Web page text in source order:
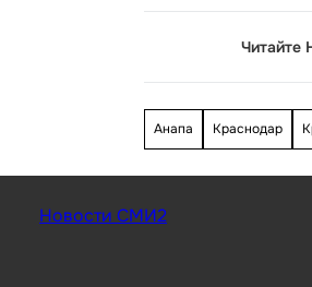
Читайте
Анапа Краснодар
Новости СМИ2